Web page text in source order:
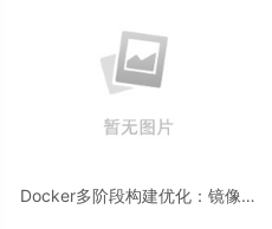
Docker多阶段构建优化：镜像体